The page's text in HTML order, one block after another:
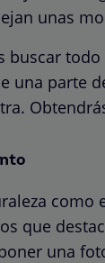
unas
buscar
una parte
como
que
una